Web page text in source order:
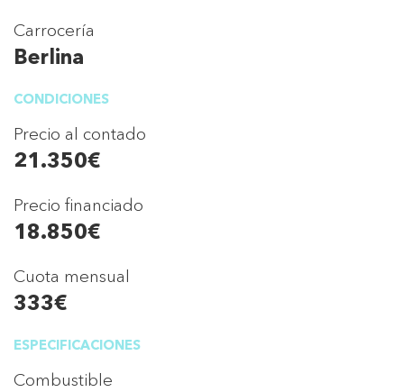
Carrocería
Berlina
CONDICIONES
Precio al contado
21.350€
Precio financiado
18.850€
Cuota mensual
333€
ESPECIFICACIONES
Combustible